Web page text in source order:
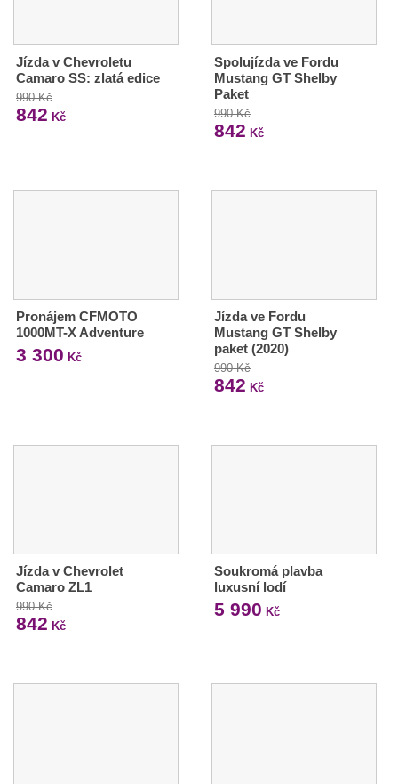
Jízda v Chevroletu
Camaro SS: zlatá edice
990 Kč
842 Kč
Spolujízda ve Fordu
Mustang GT Shelby
Paket
990 Kč
842 Kč
Pronájem CFMOTO
1000MT-X Adventure
3 300 Kč
Jízda ve Fordu
Mustang GT Shelby
paket (2020)
990 Kč
842 Kč
Jízda v Chevrolet
Camaro ZL1
990 Kč
842 Kč
Soukromá plavba
luxusní lodí
5 990 Kč